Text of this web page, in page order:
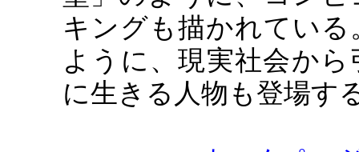
キングも描かれてい
ように、現実社会か
に生きる人物も登場